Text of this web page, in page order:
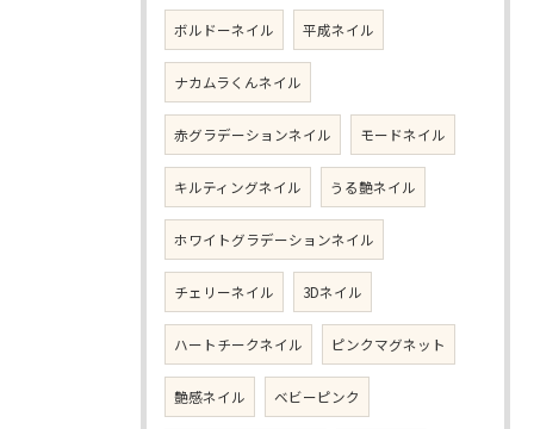
ボルドーネイル 平成ネイル
ナカムラくんネイル
赤グラデーションネイル モードネイル
キルティングネイル うる艶ネイル
ホワイトグラデーションネイル
チェリーネイル 3Dネイル
ハートチークネイル ピンクマグネット
艶感ネイル ベビーピンク